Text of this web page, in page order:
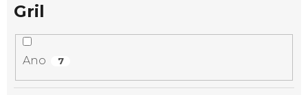
Gril
Ano 7